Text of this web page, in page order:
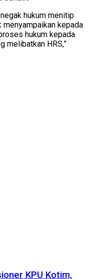
hukum menitip
kepada
hukum kepada
melibatkan HRS,”
KPU Kotim,